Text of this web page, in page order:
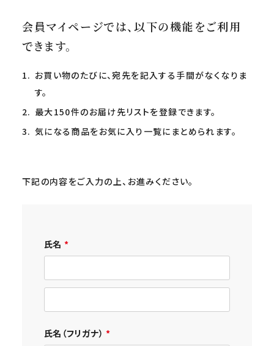
商品タイプで探す
魚惣菜
缶詰
ichibi
STONE ROLLS
会社のこと
お知らせ
会員マイページでは、以下の機能をご利用
できます。
お買い物のたびに、宛先を記入する手間がなくなりま
す。
最大150件のお届け先リストを登録できます。
気になる商品をお気に入り一覧にまとめられます。
下記の内容をご入力の上、お進みください。
氏名
(
須
氏名（フリガナ）